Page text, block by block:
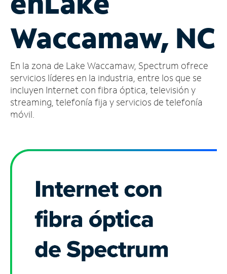
cuenta
Encuentra
tienda
Waccamaw, NC
En la zona de Lake Waccamaw, Spectrum ofrece
servicios líderes en la industria, entre los que se
incluyen Internet con fibra óptica, televisión y
streaming, telefonía fija y servicios de telefonía
móvil.